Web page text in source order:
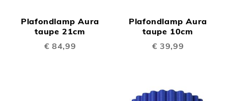
Plafondlamp Aura
taupe 21cm
€ 84,99
Plafondlamp Aura
taupe 10cm
€ 39,99